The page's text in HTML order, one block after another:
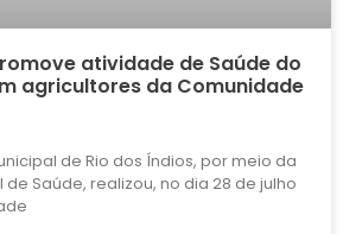
atividade de Saúde do
agricultores da Comunidade
de Rio dos Índios, por meio da
Saúde, realizou, no dia 28 de julho